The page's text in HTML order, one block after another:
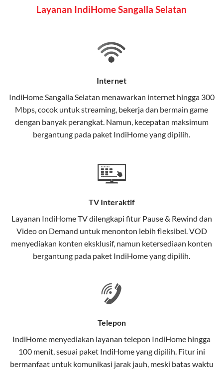
pengguna rumah dan bisnis.
stabil, dan memiliki berbagai pilihan paket IndiHome
Selain internet, layanan IndiHome juga mencakup TV
interaktif (IndiHome TV) dan telepon rumah dalam
satu paket.
Teknologi di Balik WiFi IndiHome
Wifi IndiHome menggunakan teknologi Fiber To The
menggunakan kabel serat optik hingga ke rumah
pelanggan. Teknologi ini memiliki beberapa
keunggulan:
Kecepatan Tinggi
dibandingkan kabel tembaga atau DSL.
elektromagnetik, sehingga koneksi tetap lancar.
Latensi Rendah
Layanan IndiHome Sangalla Selatan
Internet
IndiHome Sangalla Selatan menawarkan internethingga 300
Mbps, cocok untuk streaming, bekerja dan bermain game
dengan banyak perangkat. Namun, kecepatan maksimum
bergantung pada paket IndiHome yang dipilih.
TV Interaktif
Layanan IndiHome TVdilengkapi fitur Pause & Rewind dan
Video on Demand untuk menonton lebih fleksibel. VOD
menyediakan konten eksklusif, namun ketersediaan konten
bergantung pada paket IndiHome yang dipilih.
Telepon
IndiHome menyediakan layanan telepon IndiHome hingga
100 menit, sesuai paket IndiHome yang dipilih. Fitur ini
bermanfaat untuk komunikasi jarak jauh, meski batas waktu